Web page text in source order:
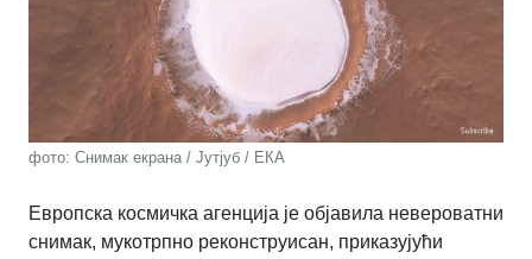
фото: Снимак екрана / Јутјуб / ЕКА
Европска космичка агенција је објавила невероватни
снимак, мукотрпно реконструисан, приказујући